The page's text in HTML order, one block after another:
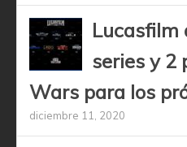
Lucasfilm
series y 2
Wars para los
diciembre 11, 2020